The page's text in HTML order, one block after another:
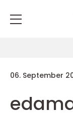
06. September